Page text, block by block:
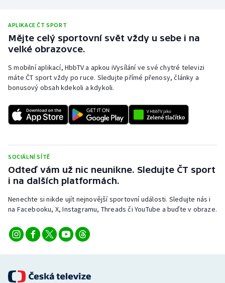
Rychlostní kanoistika
Short track
Sportovní střelba
Stolní tenis
Triatlon
Veslování
Vodní slalom
APLIKACE ČT SPORT
Mějte celý sportovní svět vždy u sebe i na
velké obrazovce.
S mobilní aplikací, HbbTV a apkou iVysílání ve své chytré televizi
máte ČT sport vždy po ruce. Sledujte přímé přenosy, články a
bonusový obsah kdekoli a kdykoli.
SOCIÁLNÍ SÍTĚ
Odteď vám už nic neunikne. Sledujte ČT sport
i na dalších platformách.
Nenechte si nikde ujít nejnovější sportovní události. Sledujte nás i
na Facebooku, X, Instagramu, Threads či YouTube a buďte v obraze.